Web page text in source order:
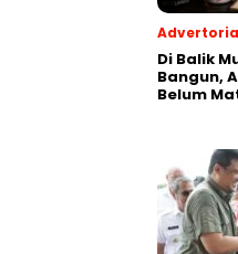
Di Balik
Bangun,
Belum